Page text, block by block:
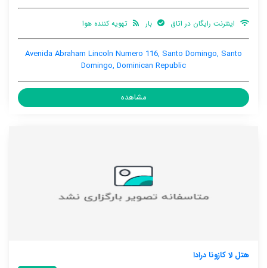
اینترنت رایگان در اتاق بار تهویه کننده هوا
Avenida Abraham Lincoln Numero 116, Santo Domingo, Santo
Domingo, Dominican Republic
مشاهده
هتل لا کازونا درادا